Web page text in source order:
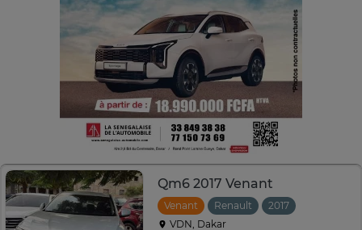
Qm6 2017 Venant
Venant Renault 2017
VDN, Dakar